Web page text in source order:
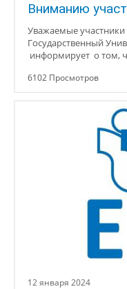
Вниманию
Уважаемые
Государственный
информирует о том,
6102 Просмотров
12 января 2024